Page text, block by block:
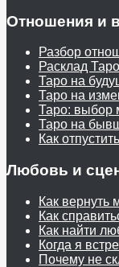
Отношения и
Разбор
Расклад
Таро на
Таро на
Таро: выбор
Таро на
Как
Любовь и
Как вернуть
Как
Как найти
Когда я
Почему не